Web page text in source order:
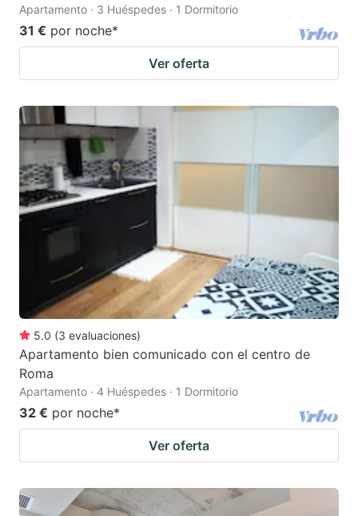
Apartamento · 3 Huéspedes · 1 Dormitorio
31 € por noche*
Ver oferta
5.0 (3 evaluaciones)
Apartamento bien comunicado con el centro de
Roma
Apartamento · 4 Huéspedes · 1 Dormitorio
32 € por noche*
Ver oferta